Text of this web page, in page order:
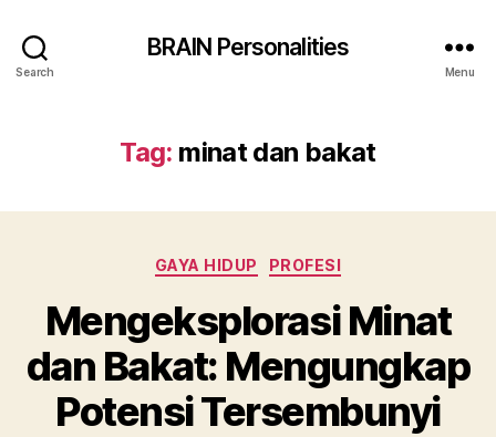
Search
BRAIN Personalities
Menu
Tag: minat dan bakat
Categories
GAYA HIDUP PROFESI
Mengeksplorasi Minat
dan Bakat: Mengungkap
Potensi Tersembunyi